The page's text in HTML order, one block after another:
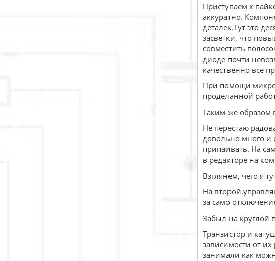
Приступаем к
аккуратно.
деталек.Тут это
засветки, что
совместить
диоде почти
качественно все
При помощи
проделанной
Таким-же образом
Не перестаю
довольно много и
припаивать. На
в редакторе на
Взглянем, чего я
На
за само
Забыл на круглой
Транзистор и
зависимости от
занимали как